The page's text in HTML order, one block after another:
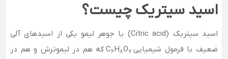
اسید سیتریک چیست؟
اسید سیتریک (Citric acid) یا جوهر لیمو یکی از اسیدهای آلی
ضعیف با فرمول شیمیایی C
6H8O7
که هم در لیموترش و هم در